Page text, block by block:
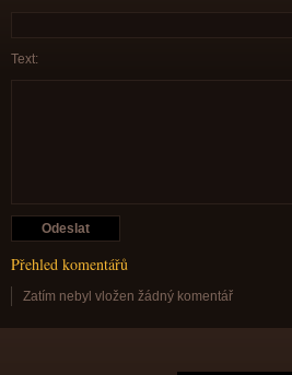
Text:
Přehled komentářů
Zatím nebyl vložen žádný komentář